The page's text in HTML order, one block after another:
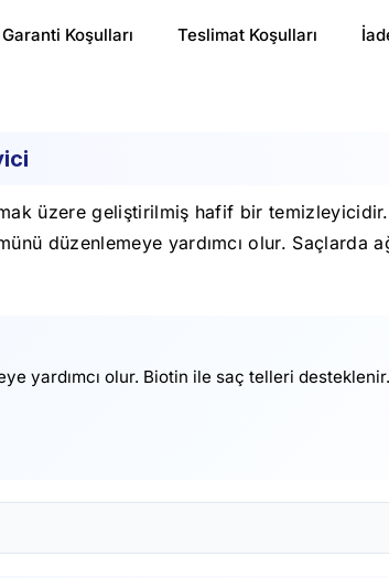
Garanti Koşulları Teslimat Koşulları
üzere geliştirilmiş hafif bir
düzenlemeye yardımcı olur. Saçlarda
yardımcı olur. Biotin ile saç telleri